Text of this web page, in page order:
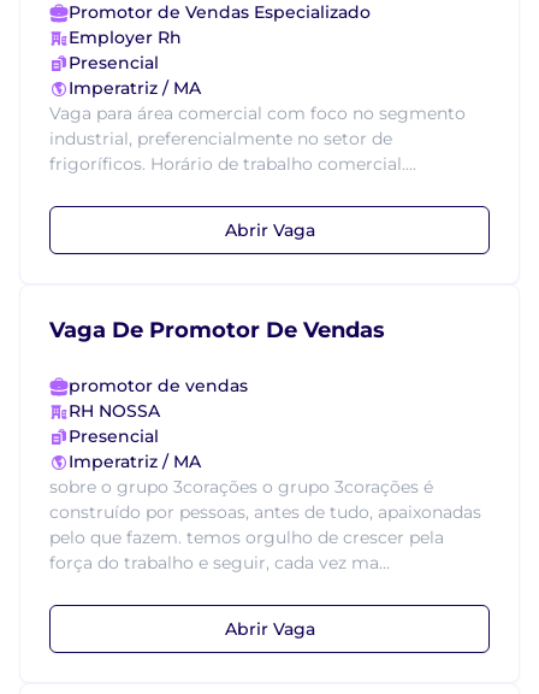
Promotor de Vendas Especializado
Employer Rh
Presencial
Imperatriz / MA
Vaga para área comercial com foco no segmento
industrial, preferencialmente no setor de
frigoríficos. Horário de trabalho comercial....
Abrir Vaga
Vaga De Promotor De Vendas
promotor de vendas
RH NOSSA
Presencial
Imperatriz / MA
sobre o grupo 3corações o grupo 3corações é
construído por pessoas, antes de tudo, apaixonadas
pelo que fazem. temos orgulho de crescer pela
força do trabalho e seguir, cada vez ma...
Abrir Vaga